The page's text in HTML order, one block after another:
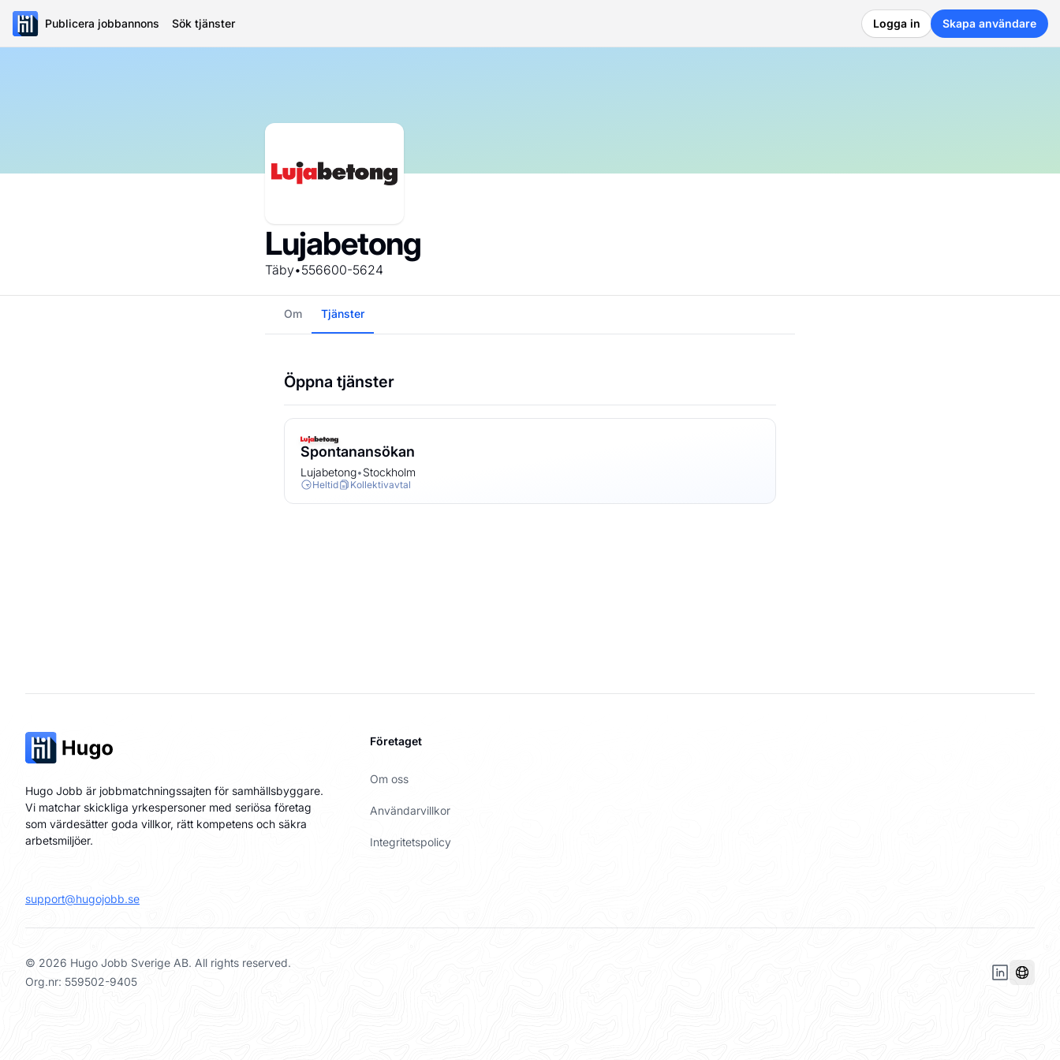
Publicera jobbannons Sök tjänster Logga in Skapa användare
Lujabetong
Täby•556600-5624
Om Tjänster
Öppna tjänster
Spontanansökan
Lujabetong•Stockholm
Heltid Kollektivavtal
Hugo Jobb är jobbmatchningssajten för samhällsbyggare.
Vi matchar skickliga yrkespersoner med seriösa företag
som värdesätter goda villkor, rätt kompetens och säkra
arbetsmiljöer.
Företaget
Om oss
Användarvillkor
Integritetspolicy
support@hugojobb.se
LinkedIn
© 2026 Hugo Jobb Sverige AB. All rights reserved.
Org.nr: 559502-9405